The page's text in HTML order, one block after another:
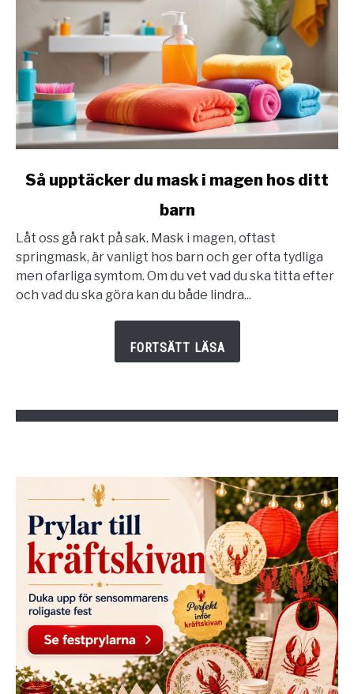
link
upptäcker
mask
Så upptäcker du mask i magen hos ditt
barn
Låt oss gå rakt på sak. Mask i magen, oftast
springmask, är vanligt hos barn och ger ofta tydliga
men ofarliga symtom. Om du vet vad du ska titta efter
och vad du ska göra kan du både lindra...